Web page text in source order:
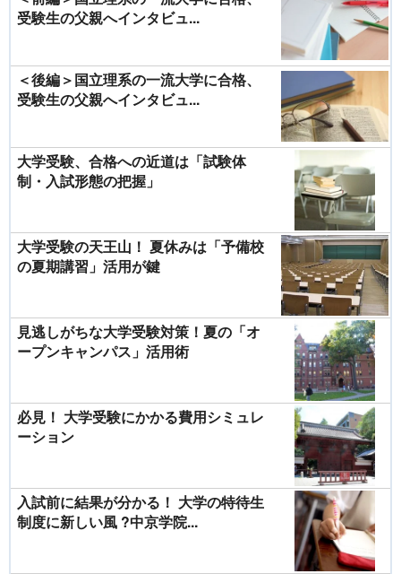
受験生の父親へインタビュ...
＜後編＞国立理系の一流大学に合格、
受験生の父親へインタビュ...
大学受験、合格への近道は「試験体
制・入試形態の把握」
大学受験の天王山！ 夏休みは「予備校
の夏期講習」活用が鍵
見逃しがちな大学受験対策！夏の「オ
ープンキャンパス」活用術
必見！ 大学受験にかかる費用シミュレ
ーション
入試前に結果が分かる！ 大学の特待生
制度に新しい風 ?中京学院...